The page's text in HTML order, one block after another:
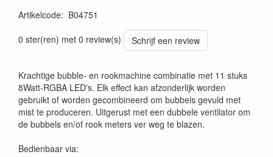
Artikelcode: B04751
0 ster(ren) met 0 review(s)
Schrijf een review
Krachtige bubble- en rookmachine combinatie met 11 stuks
8Watt-RGBA LED's. Elk effect kan afzonderlijk worden
gebruikt of worden gecombineerd om bubbels gevuld met
mist te produceren. Uitgerust met een dubbele ventilator om
de bubbels en/of rook meters ver weg te blazen.
Bedienbaar via: